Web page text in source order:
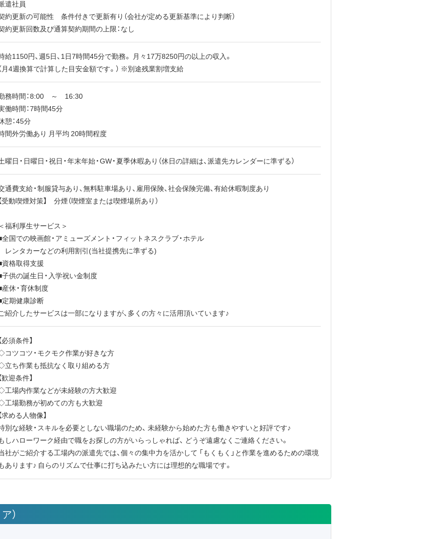
遣社員
約更新の可能性 条件付きで更新有り（会社が定める更新基準により判断）
約更新回数及び通算契約期間の上限：なし
給1150円、週5日、1日7時間45分で勤務。 月々17万8250円の以上の収入。
月4週換算で計算した目安金額です。） ※別途残業割増支給
務時間：8:00 ～ 16:30
働時間：7時間45分
憩：45分
間外労働あり 月平均 20時間程度
曜日・日曜日・祝日・年末年始・GW・夏季休暇あり（休日の詳細は、派遣先カレンダーに準ずる）
通費支給・制服貸与あり、無料駐車場あり、雇用保険、社会保険完備、有給休暇制度あり
受動喫煙対策】 分煙（喫煙室または喫煙場所あり）
福利厚生サービス＞
全国での映画館・アミューズメント・フィットネスクラブ・ホテル
ンタカーなどの利用割引(当社提携先に準ずる)
資格取得支援
子供の誕生日・入学祝い金制度
産休・育休制度
定期健康診断
紹介したサービスは一部になりますが、多くの方々に活用頂いています♪
必須条件】
コツコツ・モクモク作業が好きな方
立ち作業も抵抗なく取り組める方
歓迎条件】
工場内作業などが未経験の方大歓迎
工場勤務が初めての方も大歓迎
求める人物像】
別な経験・スキルを必要としない職場のため、 未経験から始めた方も働きやすいと好評です♪
しハローワーク経由で職をお探しの方がいらっしゃれば、 どうぞ遠慮なくご連絡ください。
社がご紹介する工場内の派遣先では、個々の集中力を活かして 「もくもく」と作業を進めるための環境
あります♪ 自らのリズムで仕事に打ち込みたい方には理想的な職場です。
）